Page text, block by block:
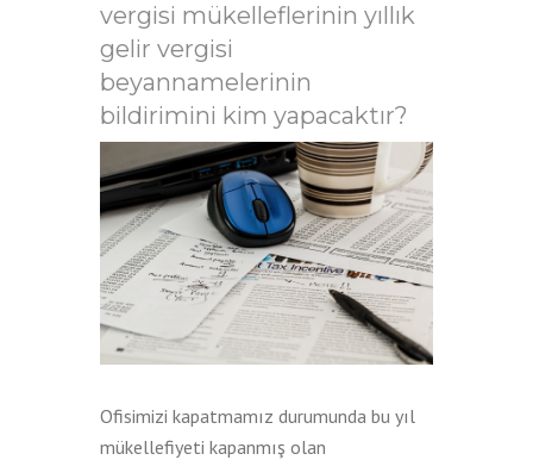
vergisi mükelleflerinin yıllık
gelir vergisi
beyannamelerinin
bildirimini kim yapacaktır?
Ofisimizi kapatmamız durumunda bu yıl
mükellefiyeti kapanmış olan